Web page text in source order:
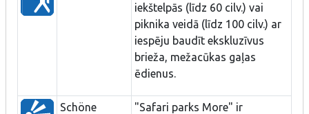
iekštelpās (līdz 60 cilv.) vai
piknika veidā (līdz 100 cilv.) ar
iespēju baudīt ekskluzīvus
brieža, mežacūkas gaļas
ēdienus.
Schöne
"Safari parks More" ir